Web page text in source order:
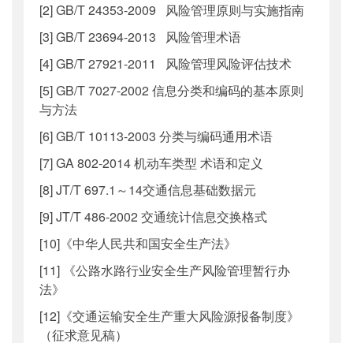
[2] GB/T 24353-2009 风险管理原则与实施指南
[3] GB/T 23694-2013 风险管理术语
[4] GB/T 27921-2011 风险管理风险评估技术
[5] GB/T 7027-2002 信息分类和编码的基本原则
与方法
[6] GB/T 10113-2003 分类与编码通用术语
[7] GA 802-2014 机动车类型 术语和定义
[8] JT/T 697.1～14交通信息基础数据元
[9] JT/T 486-2002 交通统计信息交换格式
[10]《中华人民共和国安全生产法》
[11] 《公路水路行业安全生产风险管理暂行办
法》
[12]《交通运输安全生产重大风险源报备制度》
（征求意见稿）